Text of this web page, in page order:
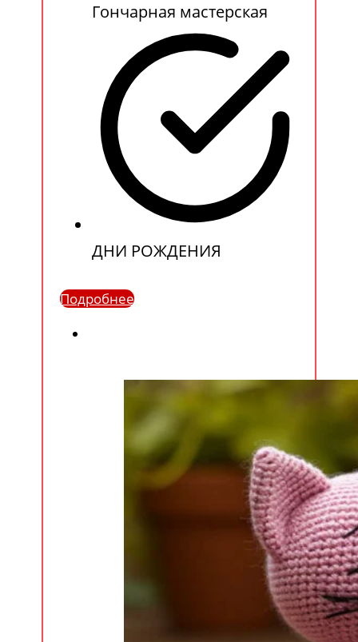
Гончарная мастерская
ДНИ РОЖДЕНИЯ
Подробнее